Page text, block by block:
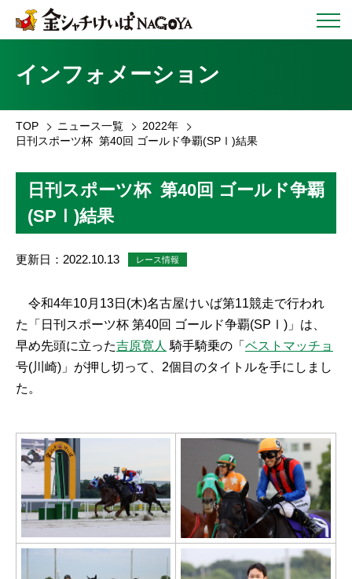
インフォメーション
TOP ニュース一覧
2022年
日刊スポーツ杯 第40回 ゴールド争覇(SPⅠ)結果
日刊スポーツ杯 第40回 ゴールド争覇
(SPⅠ)結果
更新日：2022.10.13 レース情報
令和4年10月13日(木)名古屋けいば第11競走で行われ
た「日刊スポーツ杯 第40回 ゴールド争覇(SPⅠ)」は、
早め先頭に立った吉原寛人 騎手騎乗の「 ベストマッチョ
号(川崎)」が押し切って、2個目のタイトルを手にしまし
た。